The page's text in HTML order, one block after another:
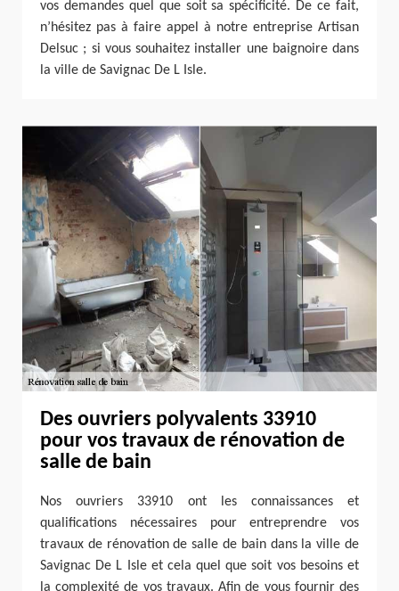
vos demandes quel que soit sa spécificité. De ce fait,
n’hésitez pas à faire appel à notre entreprise Artisan
Delsuc ; si vous souhaitez installer une baignoire dans
la ville de Savignac De L Isle.
Des ouvriers polyvalents 33910
pour vos travaux de rénovation de
salle de bain
Nos ouvriers 33910 ont les connaissances et
qualifications nécessaires pour entreprendre vos
travaux de rénovation de salle de bain dans la ville de
Savignac De L Isle et cela quel que soit vos besoins et
la complexité de vos travaux. Afin de vous fournir des